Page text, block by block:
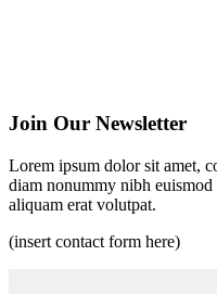
Join Our Newsletter
Lorem ipsum dolor sit amet,
diam nonummy nibh
aliquam erat volutpat.
(insert contact form here)